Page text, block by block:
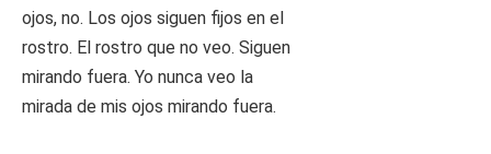
ojos, no. Los ojos siguen fijos en el
rostro. El rostro que no veo. Siguen
mirando fuera. Yo nunca veo la
mirada de mis ojos mirando fuera.